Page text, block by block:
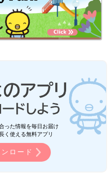
った情報を毎日お届け
く使える無料アプリ
ロード